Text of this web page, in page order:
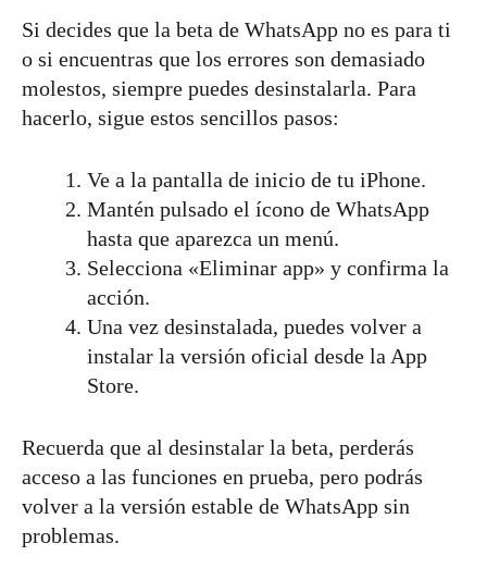
Si decides que la beta de WhatsApp no es para ti
o si encuentras que los errores son demasiado
molestos, siempre puedes desinstalarla. Para
hacerlo, sigue estos sencillos pasos:
Ve a la pantalla de inicio de tu iPhone.
Mantén pulsado el ícono de WhatsApp
hasta que aparezca un menú.
Selecciona «Eliminar app» y confirma la
acción.
Una vez desinstalada, puedes volver a
instalar la versión oficial desde la App
Store.
Recuerda que al desinstalar la beta, perderás
acceso a las funciones en prueba, pero podrás
volver a la versión estable de WhatsApp sin
problemas.